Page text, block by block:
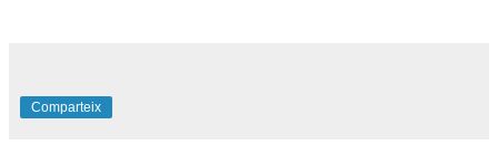
Comparteix